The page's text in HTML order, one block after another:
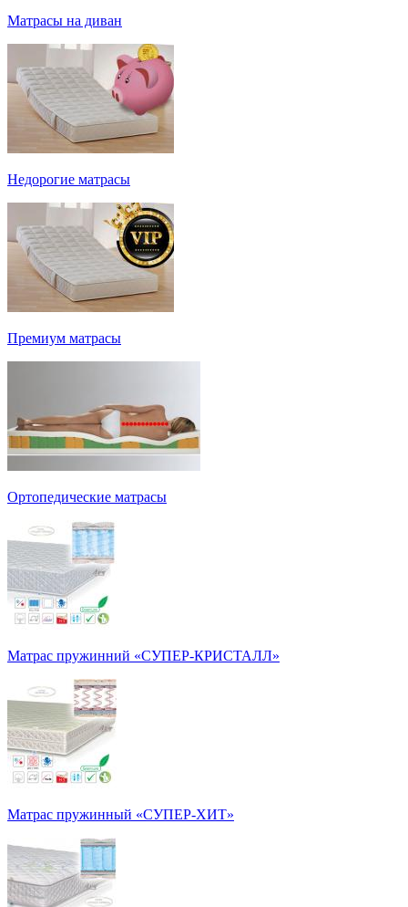
Матрасы на диван
Недорогие матрасы
Премиум матрасы
Ортопедические матрасы
Матрас пружинний «СУПЕР-КРИСТАЛЛ»
Матрас пружинный «СУПЕР-ХИТ»